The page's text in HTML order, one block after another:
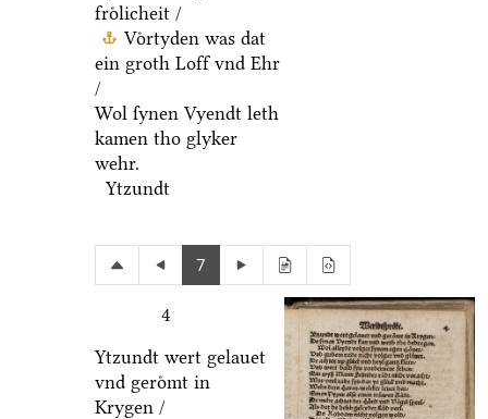
froͤlicheit /
Voͤrtyden was dat
ein groth Loff vnd Ehr
/
Wol ſynen Vyendt leth
kamen tho glyker
wehr.
Ytzundt
7
4
Ytzundt wert gelauet
vnd geroͤmt in
Krygen /